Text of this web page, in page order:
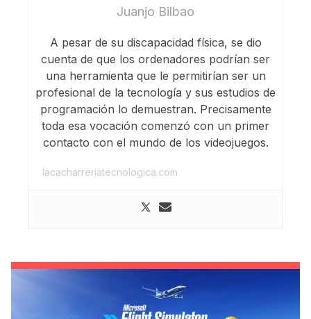
Juanjo Bilbao
A pesar de su discapacidad física, se dio
cuenta de que los ordenadores podrían ser
una herramienta que le permitirían ser un
profesional de la tecnología y sus estudios de
programación lo demuestran. Precisamente
toda esa vocación comenzó con un primer
contacto con el mundo de los videojuegos.
lacacharreriatecnologica.com